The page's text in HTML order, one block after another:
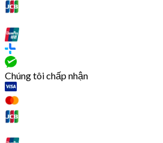
Chúng tôi chấp nhận